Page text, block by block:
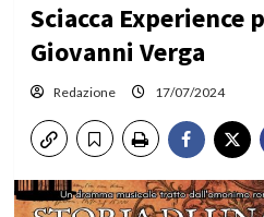
Sciacca Experience
Giovanni Verga
Redazione 17/07/2024